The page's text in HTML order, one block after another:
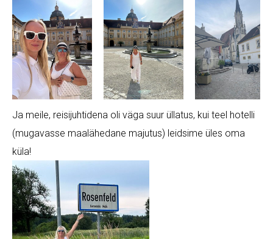
Ja meile, reisijuhtidena oli väga suur üllatus, kui teel hotelli
(mugavasse maalähedane majutus) leidsime üles oma
küla!